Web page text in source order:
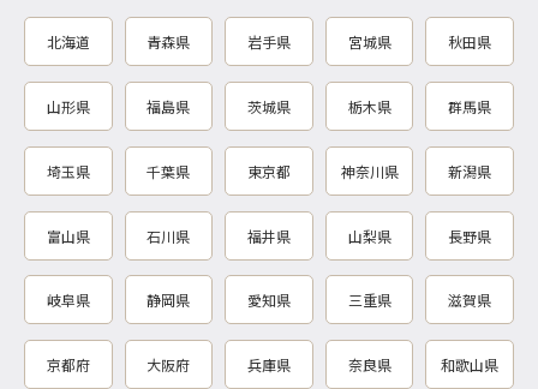
北海道 青森県 岩手県 宮城県 秋田県
山形県 福島県 茨城県 栃木県 群馬県
埼玉県 千葉県 東京都 神奈川県 新潟県
富山県 石川県 福井県 山梨県 長野県
岐阜県 静岡県 愛知県 三重県 滋賀県
京都府 大阪府 兵庫県 奈良県 和歌山県